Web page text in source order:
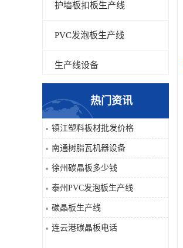
护墙板扣板生产线
PVC发泡板生产线
生产线设备
碳晶板生产线
PVC仿大理石板生产线
热门资讯
镇江塑料板材批发价格
南通树脂瓦机器设备
徐州碳晶板多少钱
泰州PVC发泡板生产线
碳晶板生产线
连云港碳晶板电话